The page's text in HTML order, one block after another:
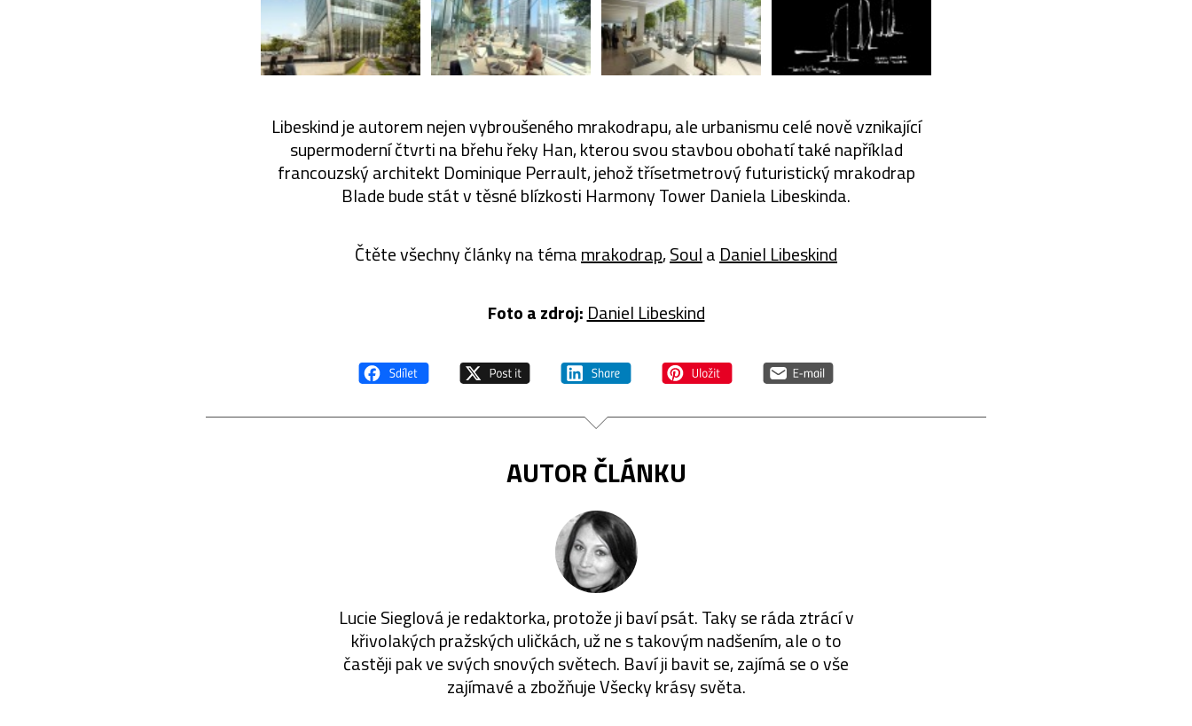
Libeskind je autorem nejen vybroušeného mrakodrapu, ale urbanismu celé nově vznikající
supermoderní čtvrti na břehu řeky Han, kterou svou stavbou obohatí také například
francouzský architekt Dominique Perrault, jehož třísetmetrový futuristický mrakodrap
Blade bude stát v těsné blízkosti Harmony Tower Daniela Libeskinda.
Čtěte všechny články na témamrakodrap,SoulaDaniel Libeskind
Foto a zdroj:Daniel Libeskind
AUTOR ČLÁNKU
Lucie Sieglová je redaktorka, protože ji baví psát. Taky se ráda ztrácí v
křivolakých pražských uličkách, už ne s takovým nadšením, ale o to
častěji pak ve svých snových světech. Baví ji bavit se, zajímá se o vše
zajímavé a zbožňuje Všecky krásy světa.